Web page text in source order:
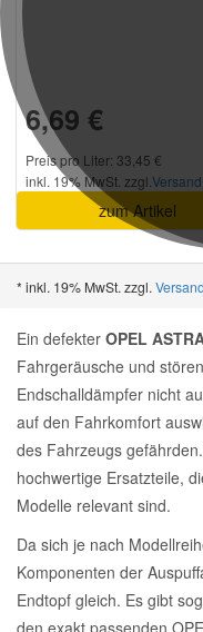
6,69 €
Preis pro Liter: 33,45 €
inkl. 19% MwSt. zzgl.
zum Artikel
* inkl. 19% MwSt. zzgl. Versand
Ein defekter OPEL
Fahrgeräusche und
Endschalldämpfer nicht
auf den Fahrkomfort
des Fahrzeugs
hochwertige Ersatzteile,
Modelle relevant sind.
Da sich je nach
Komponenten der
Endtopf gleich. Es gibt